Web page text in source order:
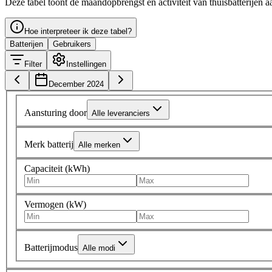
Hoe interpreteer ik deze tabel?
Batterijen
Gebruikers
Filter Instellingen
December 2024
Aansturing door Alle leveranciers
Merk batterij Alle merken
Capaciteit (kWh)
Vermogen (kW)
Batterijmodus Alle modi